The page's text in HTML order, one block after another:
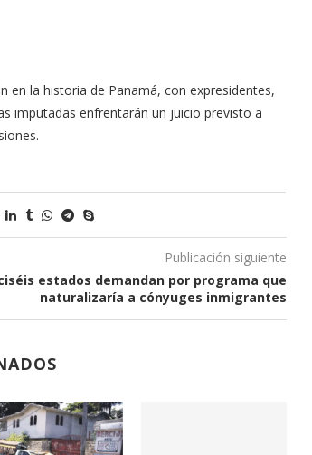
en la historia de Panamá, con expresidentes,
imputadas enfrentarán un juicio previsto a
Publicación siguiente
estados demandan por programa que
naturalizaría a cónyuges inmigrantes